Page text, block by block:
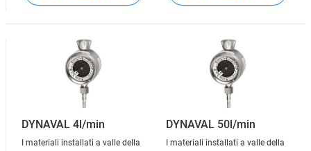
apparecchiature dell'utente alla
la funzione di interromper
apparecchiature dell'utente alla
la funzione di interromper
DYNAVAL 4l/min
I materiali installati a valle della
DYNAVAL 50l/min
I materiali installati a valle della